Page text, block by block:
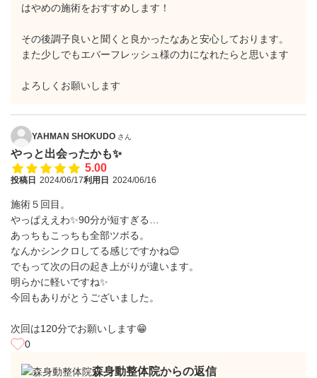
はやめの施術をおすすめします！
その後調子良いと聞くと良かったなあと安心しております。
また少しでもエバーフレッシュ様の力になれたらと思います
よろしくお願いします
YAHMAN SHOKUDO さん
やっと出会ったかも✨
5.00
投稿日 2024/06/17利用日 2024/06/16
施術５回目。
やっぱええわ✨90分が短すぎる…
あっちもこっちも全部ツボる。
なんかシンクロしてる感じですかね😊
でもって次の日の起き上がりが違います。
明らかに軽いですね✨
今回もありがとうございました。
次回は120分でお願いします😁
0
森身動整体院からの返信